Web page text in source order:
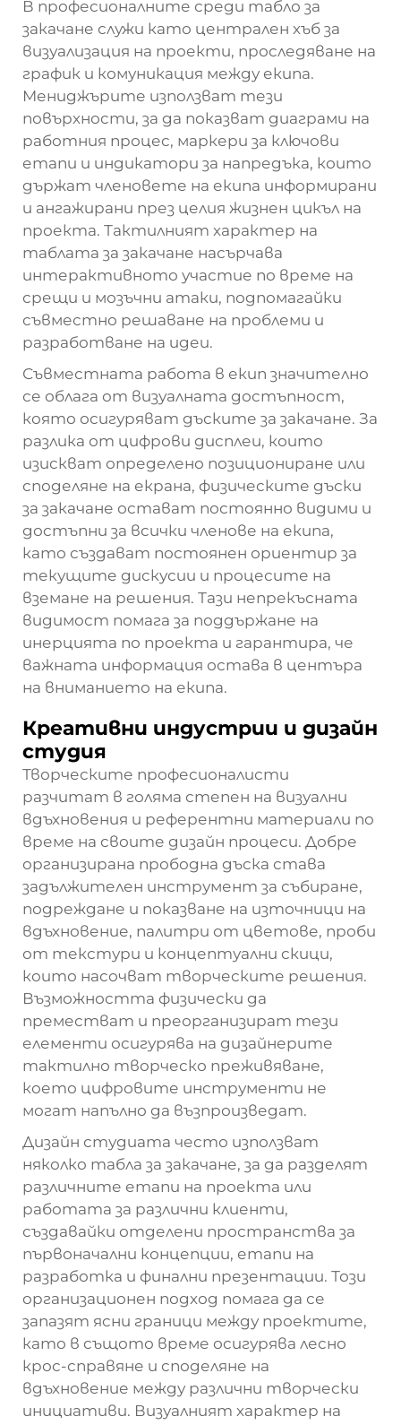
В професионалните среди табло за
закачане служи като централен хъб за
визуализация на проекти, проследяване на
график и комуникация между екипа.
Мениджърите използват тези
повърхности, за да показват диаграми на
работния процес, маркери за ключови
етапи и индикатори за напредъка, които
държат членовете на екипа информирани
и ангажирани през целия жизнен цикъл на
проекта. Тактилният характер на
таблата за закачане насърчава
интерактивното участие по време на
срещи и мозъчни атаки, подпомагайки
съвместно решаване на проблеми и
разработване на идеи.
Съвместната работа в екип значително
се облага от визуалната достъпност,
която осигуряват дъските за закачане. За
разлика от цифрови дисплеи, които
изискват определено позициониране или
споделяне на екрана, физическите дъски
за закачане остават постоянно видими и
достъпни за всички членове на екипа,
като създават постоянен ориентир за
текущите дискусии и процесите на
вземане на решения. Тази непрекъсната
видимост помага за поддържане на
инерцията по проекта и гарантира, че
важната информация остава в центъра
на вниманието на екипа.
Креативни индустрии и дизайн
студия
Творческите професионалисти
разчитат в голяма степен на визуални
вдъхновения и референтни материали по
време на своите дизайн процеси. Добре
организирана прободна дъска става
задължителен инструмент за събиране,
подреждане и показване на източници на
вдъхновение, палитри от цветове, проби
от текстури и концептуални скици,
които насочват творческите решения.
Възможността физически да
преместват и преорганизират тези
елементи осигурява на дизайнерите
тактилно творческо преживяване,
което цифровите инструменти не
могат напълно да възпроизведат.
Дизайн студиата често използват
няколко табла за закачане, за да разделят
различните етапи на проекта или
работата за различни клиенти,
създавайки отделени пространства за
първоначални концепции, етапи на
разработка и финални презентации. Този
организационен подход помага да се
запазят ясни граници между проектите,
като в същото време осигурява лесно
крос-справяне и споделяне на
вдъхновение между различни творчески
инициативи. Визуалният характер на